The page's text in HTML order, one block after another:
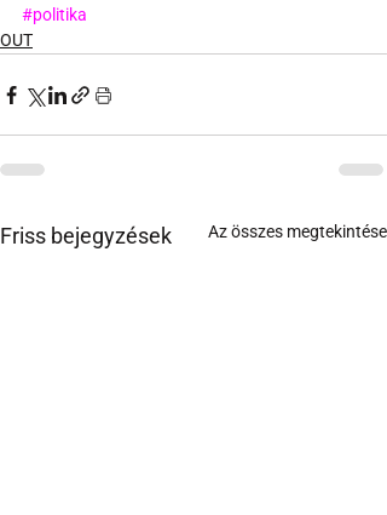
#politika
OUT
Friss bejegyzések Az összes megtekintése